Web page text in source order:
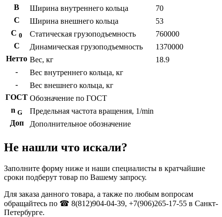
B
Ширина внутреннего кольца
70
С
Ширина внешнего кольца
53
С 0 Статическая грузоподъемность
760000
C
Динамическая грузоподъемность
1370000
Нетто Вес, кг
18.9
-
Вес внутреннего кольца, кг
-
Вес внешнего кольца, кг
ГОСТ Обозначение по ГОСТ
n G
Предельная частота вращения, 1/min
Доп
Дополнительное обозначение
Не нашли что искали?
Заполните форму ниже и наши специалисты в кратчайшие
сроки подберут товар по Вашему запросу.
Для заказа данного товара, а также по любым вопросам
обращайтесь по ☎ 8(812)904-04-39, +7(906)265-17-55 в Санкт-
Петербурге.